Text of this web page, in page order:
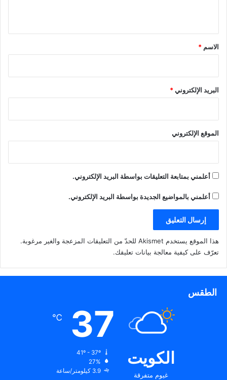
ي
)
)
*
الاسم *
البريد الإلكتروني*
الموقع الإلكتروني
أعلمني بمتابعة التعليقات بواسطة البريد الإلكتروني.
أعلمني بالمواضيع الجديدة بواسطة البريد الإلكتروني.
هذا الموقع يستخدم Akismet للحدّ من التعليقات المزعجة والغير مرغوبة.
تعرّف على كيفية معالجة بيانات تعليقك.
الطقس
الكويت
غيوم متفرقة
37
℃
27%
3.9 كيلومتر/ساعة